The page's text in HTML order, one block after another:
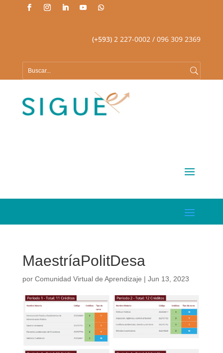
(+593)2 227-0002 / 096 309 2369
MaestríaPolitDesa
por Comunidad Virtual de Aprendizaje | Jun 13, 2023